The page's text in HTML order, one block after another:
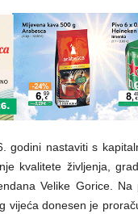
godini nastaviti s
kvalitete življenja,
Velike Gorice. Na
vijeća donesen je